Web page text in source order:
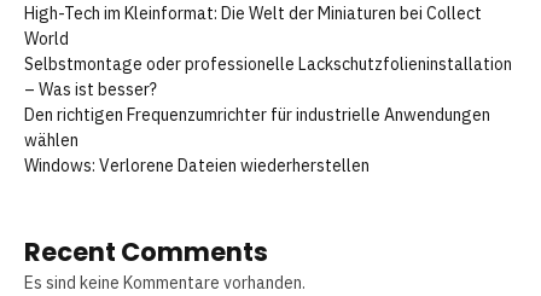
High-Tech im Kleinformat: Die Welt der Miniaturen bei Collect
World
Selbstmontage oder professionelle Lackschutzfolieninstallation
– Was ist besser?
Den richtigen Frequenzumrichter für industrielle Anwendungen
wählen
Windows: Verlorene Dateien wiederherstellen
Recent Comments
Es sind keine Kommentare vorhanden.